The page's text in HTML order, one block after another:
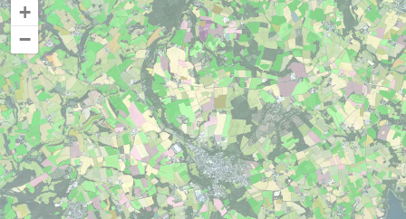
+
−